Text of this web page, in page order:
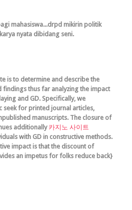
mahasiswa...drpd mikirin politik
nyata dibidang seni.
is to determine and describe the
findings thus far analyzing the impact
and GD. Specifically, we
seek for printed journal articles,
manuscripts. The closure of
additionally 카지노 사이트
with GD in constructive methods.
impact is that the discount of
an impetus for folks reduce back}